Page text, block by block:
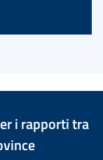
i rapporti tra